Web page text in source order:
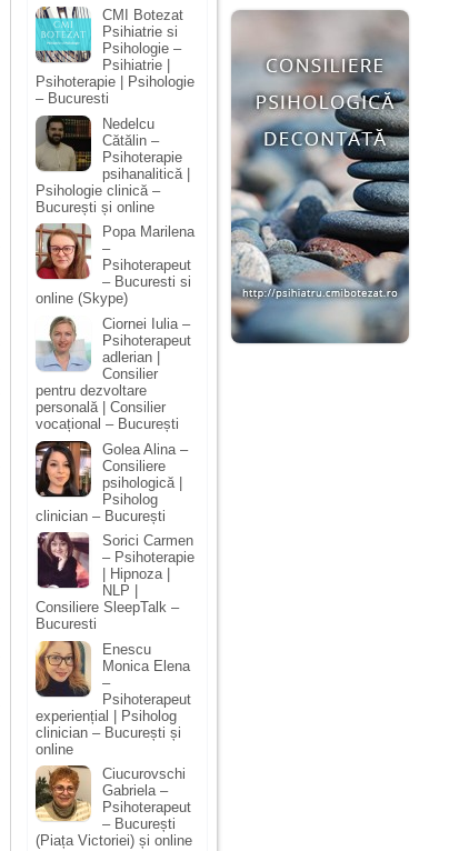
CMI Botezat
Psihiatrie si
Psihologie –
Psihiatrie |
Psihoterapie | Psihologie
– Bucuresti
Nedelcu
Cătălin –
Psihoterapie
psihanalitică |
Psihologie clinică –
București și online
Popa Marilena
–
Psihoterapeut
– Bucuresti si
online (Skype)
Ciornei Iulia –
Psihoterapeut
adlerian |
Consilier
pentru dezvoltare
personală | Consilier
vocațional – București
Golea Alina –
Consiliere
psihologică |
Psiholog
clinician – București
Sorici Carmen
– Psihoterapie
| Hipnoza |
NLP |
Consiliere SleepTalk –
Bucuresti
Enescu
Monica Elena
–
Psihoterapeut
experiențial | Psiholog
clinician – București și
online
Ciucurovschi
Gabriela –
Psihoterapeut
– București
(Piața Victoriei) și online